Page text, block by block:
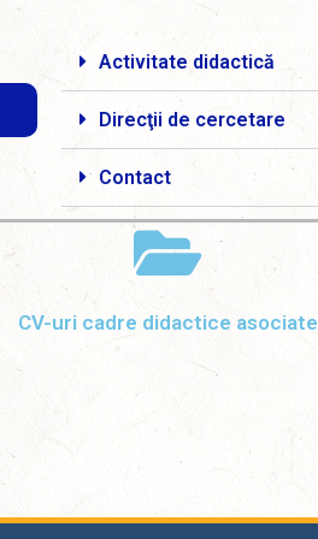
Activitate didactică
Direcţii de cercetare
Contact
CV-uri cadre didactice asociate